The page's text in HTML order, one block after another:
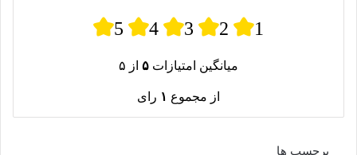
5 4 3 2 1
میانگین امتیازات ۵ از ۵
از مجموع ۱ رای
برچسب ها